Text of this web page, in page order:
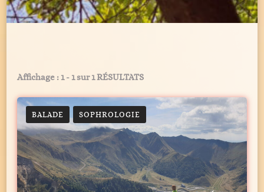
Affichage : 1 - 1 sur 1 RÉSULTATS
BALADE SOPHROLOGIE